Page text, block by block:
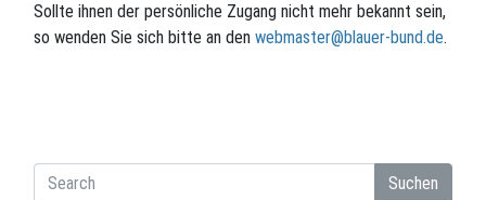
Sollte ihnen der persönliche Zugang nicht mehr bekannt sein,
so wenden Sie sich bitte an den webmaster@blauer-bund.de.
Suchen